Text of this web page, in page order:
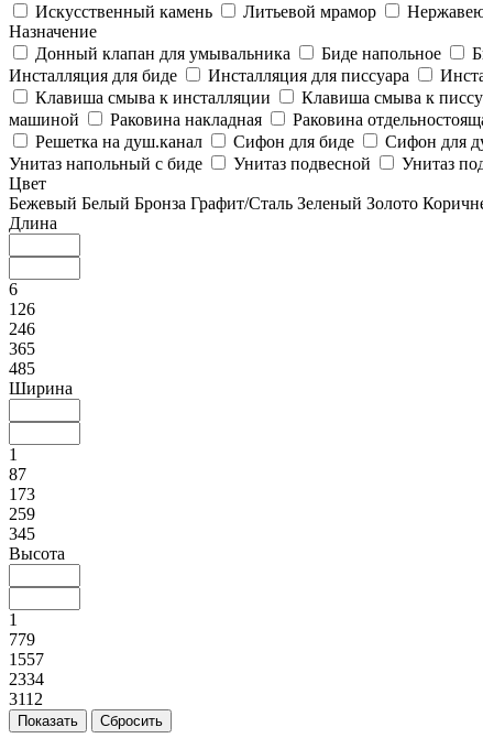
Искусственный камень
Литьевой мрамор
Назначение
Донный клапан для умывальника
Биде напольное
Инсталляция для биде
Инсталляция для писсуара
Клавиша смыва к инсталляции
Клавиша смыва к
машиной
Раковина накладная Раковина
Решетка на душ.канал
Сифон для биде Сифон для
Унитаз напольный с биде
Унитаз подвесной Унитаз
Цвет
Бежевый Белый Бронза Графит/Сталь Зеленый Золото
Длина
6
126
246
365
485
Ширина
1
87
173
259
345
Высота
1
779
1557
2334
3112